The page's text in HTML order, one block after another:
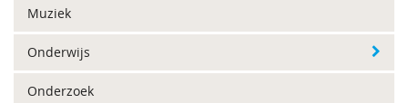
Muziek
Onderwijs
Onderzoek